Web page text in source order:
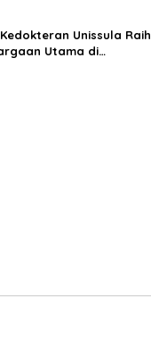
Unissula Raih
Utama di